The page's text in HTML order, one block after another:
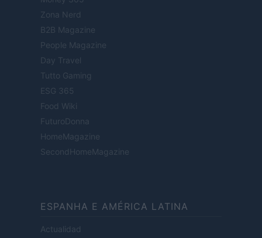
Zona Nerd
B2B Magazine
People Magazine
Day Travel
Tutto Gaming
ESG 365
Food Wiki
FuturoDonna
HomeMagazine
SecondHomeMagazine
ESPANHA E AMÉRICA LATINA
Actualidad